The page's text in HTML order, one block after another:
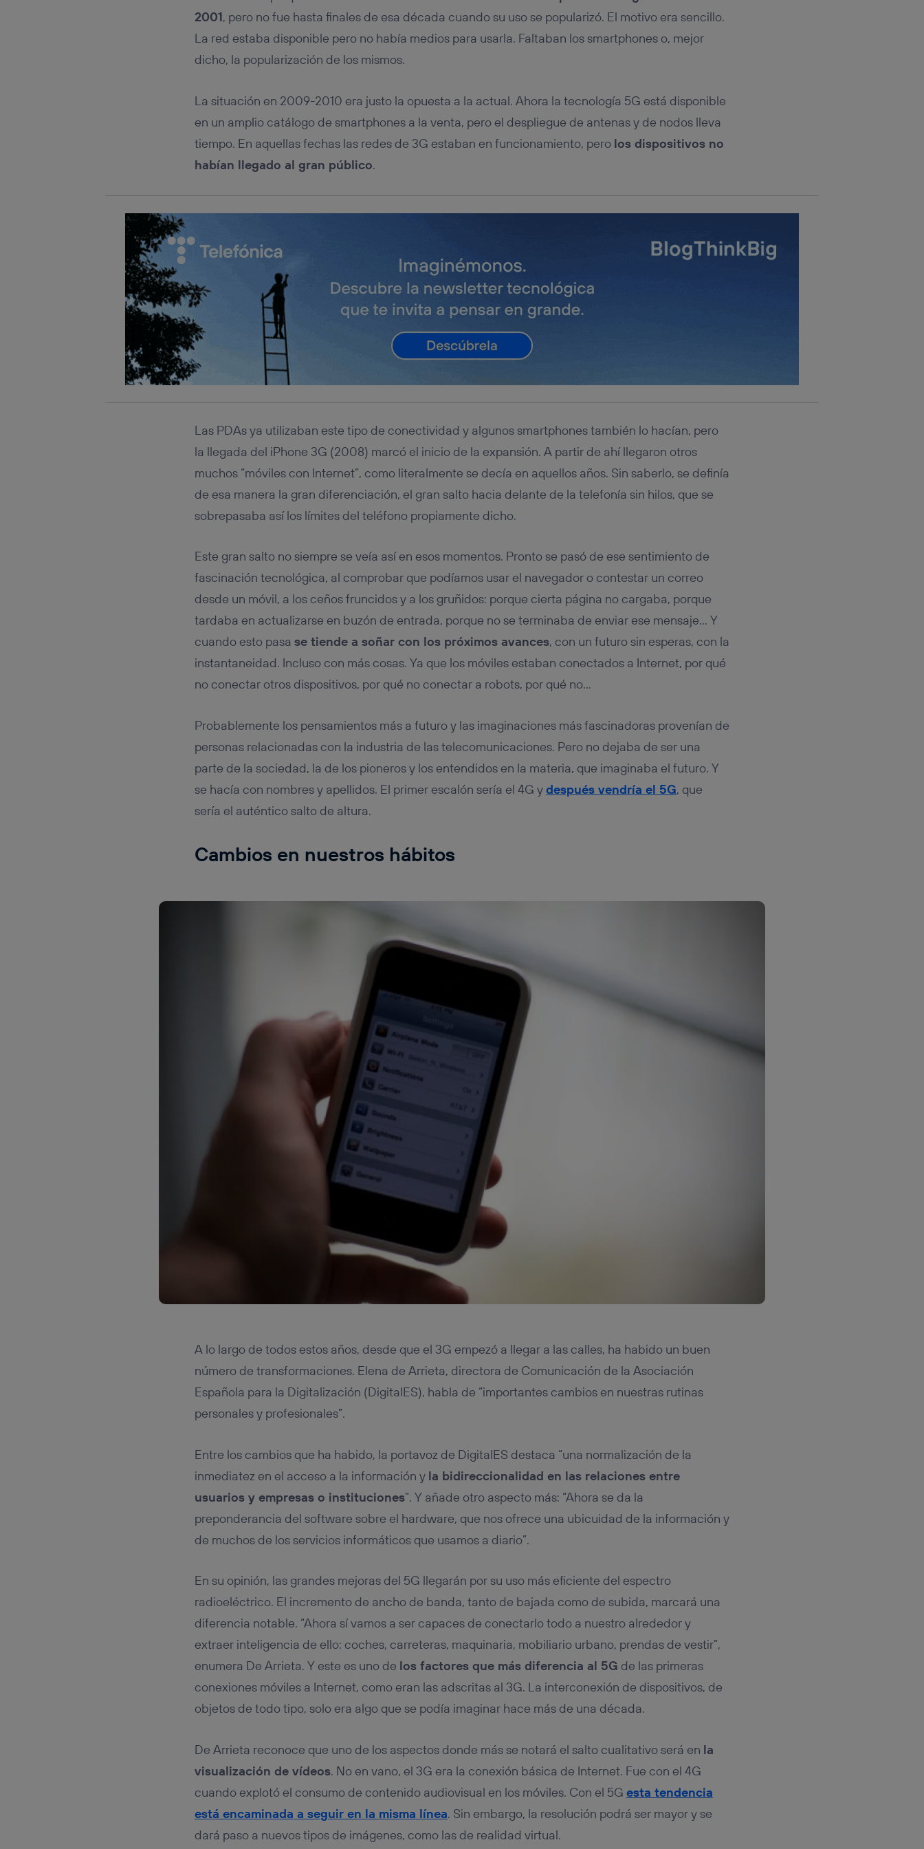
2001, pero no fue hasta finales de esa década cuando su uso se popularizó. El motivo era sencillo.
La red estaba disponible pero no había medios para usarla. Faltaban los smartphones o, mejor
dicho, la popularización de los mismos.
La situación en 2009-2010 era justo la opuesta a la actual. Ahora la tecnología 5G está disponible
en un amplio catálogo de smartphones a la venta, pero el despliegue de antenas y de nodos lleva
tiempo. En aquellas fechas las redes de 3G estaban en funcionamiento, pero los dispositivos no
habían llegado al gran público.
Las PDAs ya utilizaban este tipo de conectividad y algunos smartphones también lo hacían, pero
la llegada del iPhone 3G (2008) marcó el inicio de la expansión. A partir de ahí llegaron otros
muchos “móviles con Internet”, como literalmente se decía en aquellos años. Sin saberlo, se definía
de esa manera la gran diferenciación, el gran salto hacia delante de la telefonía sin hilos, que se
sobrepasaba así los límites del teléfono propiamente dicho.
Este gran salto no siempre se veía así en esos momentos. Pronto se pasó de ese sentimiento de
fascinación tecnológica, al comprobar que podíamos usar el navegador o contestar un correo
desde un móvil, a los ceños fruncidos y a los gruñidos: porque cierta página no cargaba, porque
tardaba en actualizarse en buzón de entrada, porque no se terminaba de enviar ese mensaje… Y
cuando esto pasa se tiende a soñar con los próximos avances, con un futuro sin esperas, con la
instantaneidad. Incluso con más cosas. Ya que los móviles estaban conectados a Internet, por qué
no conectar otros dispositivos, por qué no conectar a robots, por qué no…
Probablemente los pensamientos más a futuro y las imaginaciones más fascinadoras provenían de
personas relacionadas con la industria de las telecomunicaciones. Pero no dejaba de ser una
parte de la sociedad, la de los pioneros y los entendidos en la materia, que imaginaba el futuro. Y
se hacía con nombres y apellidos. El primer escalón sería el 4G ydespués vendría el 5G, que
sería el auténtico salto de altura.
Cambios en nuestros hábitos
A lo largo de todos estos años, desde que el 3G empezó a llegar a las calles, ha habido un buen
número de transformaciones. Elena de Arrieta, directora de Comunicación de la Asociación
Española para la Digitalización (DigitalES), habla de “importantes cambios en nuestras rutinas
personales y profesionales”.
Entre los cambios que ha habido, la portavoz de DigitalES destaca “una normalización de la
inmediatez en el acceso a la información y la bidireccionalidad en las relaciones entre
usuarios y empresas o instituciones”. Y añade otro aspecto más: “Ahora se da la
preponderancia del software sobre el hardware, que nos ofrece una ubicuidad de la información y
de muchos de los servicios informáticos que usamos a diario”.
En su opinión, las grandes mejoras del 5G llegarán por su uso más eficiente del espectro
radioeléctrico. El incremento de ancho de banda, tanto de bajada como de subida, marcará una
diferencia notable. “Ahora sí vamos a ser capaces de conectarlo todo a nuestro alrededor y
extraer inteligencia de ello: coches, carreteras, maquinaria, mobiliario urbano, prendas de vestir”,
enumera De Arrieta. Y este es uno de los factores que más diferencia al 5G de las primeras
conexiones móviles a Internet, como eran las adscritas al 3G. La interconexión de dispositivos, de
objetos de todo tipo, solo era algo que se podía imaginar hace más de una década.
De Arrieta reconoce que uno de los aspectos donde más se notará el salto cualitativo será en la
visualización de vídeos. No en vano, el 3G era la conexión básica de Internet. Fue con el 4G
cuando explotó el consumo de contenido audiovisual en los móviles. Con el 5G esta tendencia
está encaminada a seguir en la misma línea. Sin embargo, la resolución podrá ser mayor y se
dará paso a nuevos tipos de imágenes, como las de realidad virtual.
conecte su dispositivo y consienta el uso de la tecnología recibirá el mismo identificador.
Si utilizas una conexión de banda ancha(p. ej., Wi-Fi), el marketing o análisis se
realizará en función de las actividades de navegación de los miembros del hogar que
únicamente en la navegación del usuario del móvil.
Puedes gestionar los consentimientos Utiq seleccionando “Administrar Utiq” en la parte
inferior de esta página web o visitando el
portal de privacidad de Utiq (“consenthub”)
Para más información, consulta la política de privacidad de Utiq.